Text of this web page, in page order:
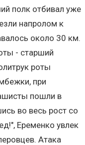
полк отбивал уже
напролом к
около 30 км.
- старший
роты
при
пошли в
во весь рост со
Еременко увлек
Атака